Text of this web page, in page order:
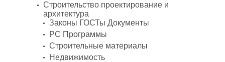
Строительство проектирование и
архитектура
Законы ГОСТы Документы
PC Программы
Строительные материалы
Недвижимость